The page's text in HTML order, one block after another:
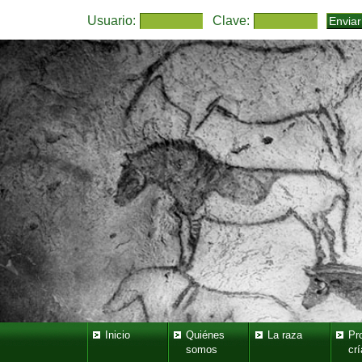
Usuario: Clave:
Inicio
Quiénes
somos
La raza